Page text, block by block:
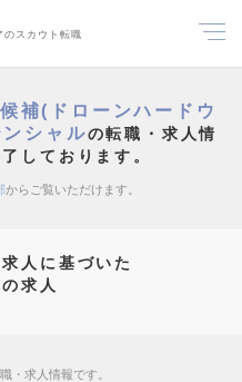
のスカウト転職
補(ドローンハードウ
シャルの転職・求人情
しております。
からご覧いただけます。
人に基づいた
求人
・求人情報です。